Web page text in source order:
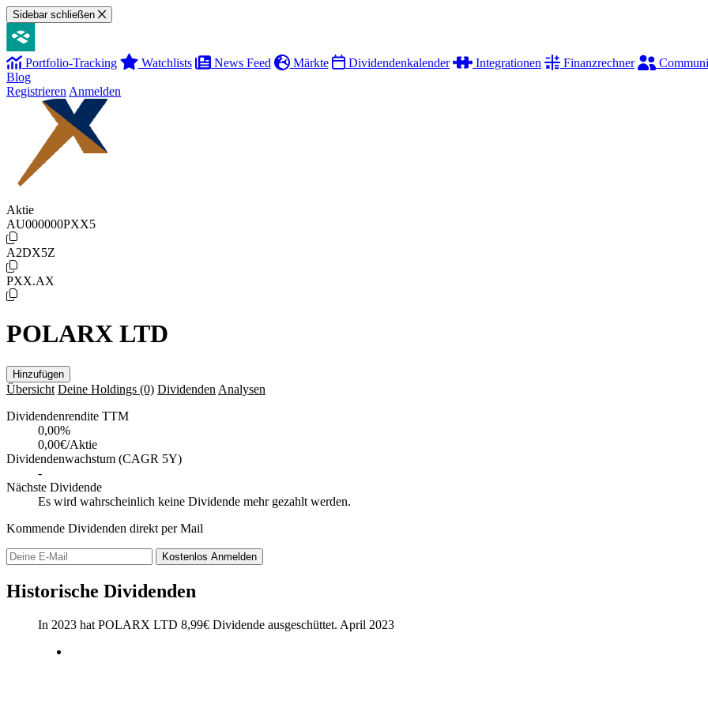
Sidebar schließen
Portfolio-Tracking Watchlists News Feed Märkte Dividendenkalender Integrationen Finanzrechner
Blog
Registrieren Anmelden
Aktie
AU000000PXX5
A2DX5Z
PXX.AX
POLARX LTD
Hinzufügen
Übersicht Deine Holdings (0) Dividenden Analysen
Dividendenrendite TTM
0,00%
0,00€/Aktie
Dividendenwachstum (CAGR 5Y)
-
Nächste Dividende
Es wird wahrscheinlich keine Dividende mehr gezahlt werden.
Kommende Dividenden direkt per Mail
Kostenlos Anmelden
Historische Dividenden
In 2023 hat POLARX LTD 8,99€ Dividende ausgeschüttet. April 2023